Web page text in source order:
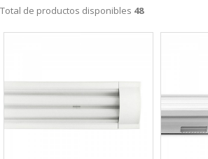
Total de productos disponibles 48